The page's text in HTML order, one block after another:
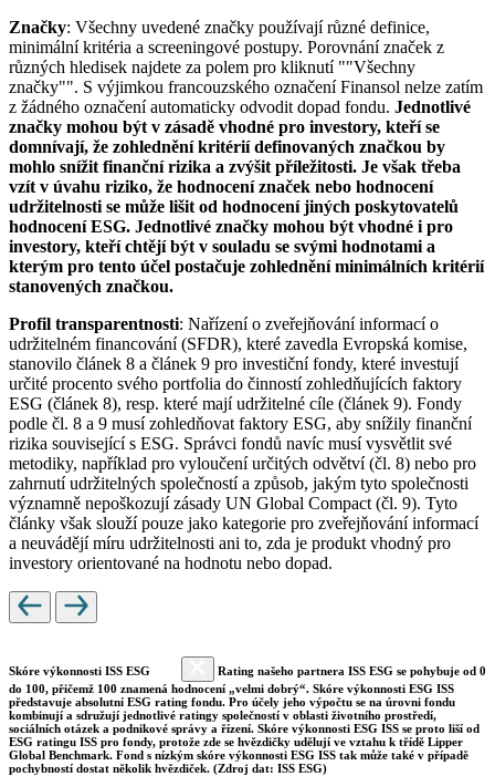
Značky: Všechny uvedené značky používají různé definice,
minimální kritéria a screeningové postupy. Porovnání značek z
různých hledisek najdete za polem pro kliknutí ""Všechny
značky"". S výjimkou francouzského označení Finansol nelze zatím
z žádného označení automaticky odvodit dopad fondu. Jednotlivé
značky mohou být v zásadě vhodné pro investory, kteří se
domnívají, že zohlednění kritérií definovaných značkou by
mohlo snížit finanční rizika a zvýšit příležitosti. Je však třeba
vzít v úvahu riziko, že hodnocení značek nebo hodnocení
udržitelnosti se může lišit od hodnocení jiných poskytovatelů
hodnocení ESG. Jednotlivé značky mohou být vhodné i pro
investory, kteří chtějí být v souladu se svými hodnotami a
kterým pro tento účel postačuje zohlednění minimálních kritérií
stanovených značkou.
Profil transparentnosti: Nařízení o zveřejňování informací o
udržitelném financování (SFDR), které zavedla Evropská komise,
stanovilo článek 8 a článek 9 pro investiční fondy, které investují
určité procento svého portfolia do činností zohledňujících faktory
ESG (článek 8), resp. které mají udržitelné cíle (článek 9). Fondy
podle čl. 8 a 9 musí zohledňovat faktory ESG, aby snížily finanční
rizika související s ESG. Správci fondů navíc musí vysvětlit své
metodiky, například pro vyloučení určitých odvětví (čl. 8) nebo pro
zahrnutí udržitelných společností a způsob, jakým tyto společnosti
významně nepoškozují zásady UN Global Compact (čl. 9). Tyto
články však slouží pouze jako kategorie pro zveřejňování informací
a neuvádějí míru udržitelnosti ani to, zda je produkt vhodný pro
investory orientované na hodnotu nebo dopad.
Skóre výkonnosti ISS ESG
Rating našeho partnera ISS ESG se pohybuje od 0
do 100, přičemž 100 znamená hodnocení „velmi dobrý“. Skóre výkonnosti ESG ISS
představuje absolutní ESG rating fondu. Pro účely jeho výpočtu se na úrovni fondu
kombinují a sdružují jednotlivé ratingy společností v oblasti životního prostředí,
sociálních otázek a podnikové správy a řízení. Skóre výkonnosti ESG ISS se proto liší od
ESG ratingu ISS pro fondy, protože zde se hvězdičky udělují ve vztahu k třídě Lipper
Global Benchmark. Fond s nízkým skóre výkonnosti ESG ISS tak může také v případě
pochybností dostat několik hvězdiček. (Zdroj dat: ISS ESG)